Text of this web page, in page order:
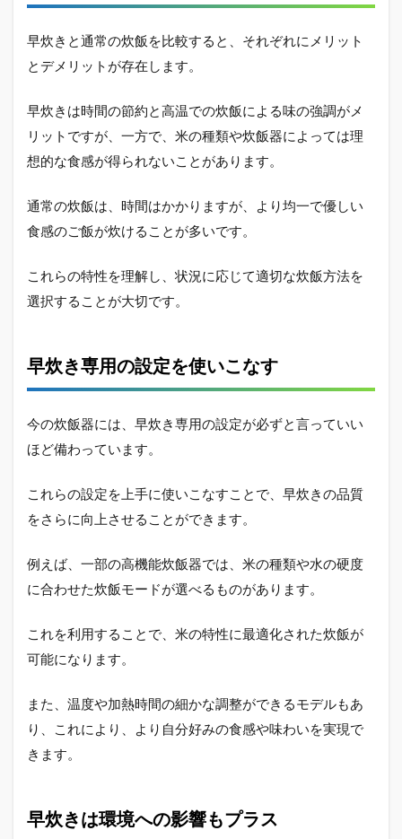
早炊きと通常の炊飯を比較すると、それぞれにメリット
とデメリットが存在します。
早炊きは時間の節約と高温での炊飯による味の強調がメ
リットですが、一方で、米の種類や炊飯器によっては理
想的な食感が得られないことがあります。
通常の炊飯は、時間はかかりますが、より均一で優しい
食感のご飯が炊けることが多いです。
これらの特性を理解し、状況に応じて適切な炊飯方法を
選択することが大切です。
早炊き専用の設定を使いこなす
今の炊飯器には、早炊き専用の設定が必ずと言っていい
ほど備わっています。
これらの設定を上手に使いこなすことで、早炊きの品質
をさらに向上させることができます。
例えば、一部の高機能炊飯器では、米の種類や水の硬度
に合わせた炊飯モードが選べるものがあります。
これを利用することで、米の特性に最適化された炊飯が
可能になります。
また、温度や加熱時間の細かな調整ができるモデルもあ
り、これにより、より自分好みの食感や味わいを実現で
きます。
早炊きは環境への影響もプラス